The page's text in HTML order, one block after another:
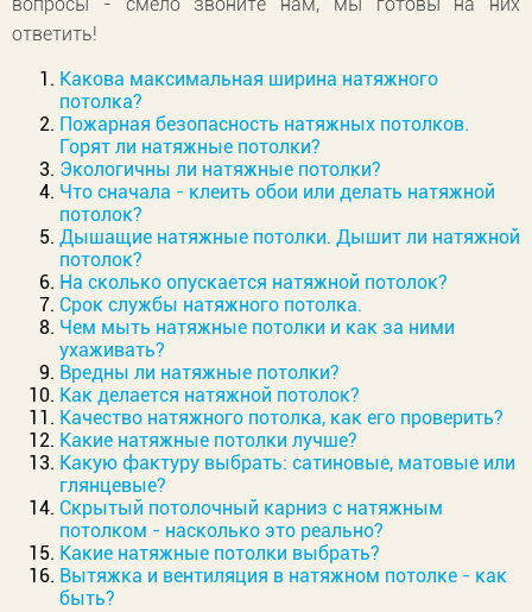
вопросы - смело звоните нам, мы готовы на них
ответить!
Какова максимальная ширина натяжного
потолка?
Пожарная безопасность натяжных потолков.
Горят ли натяжные потолки?
Экологичны ли натяжные потолки?
Что сначала - клеить обои или делать натяжной
потолок?
Дышащие натяжные потолки. Дышит ли натяжной
потолок?
На сколько опускается натяжной потолок?
Срок службы натяжного потолка.
Чем мыть натяжные потолки и как за ними
ухаживать?
Вредны ли натяжные потолки?
Как делается натяжной потолок?
Качество натяжного потолка, как его проверить?
Какие натяжные потолки лучше?
Какую фактуру выбрать: сатиновые, матовые или
глянцевые?
Скрытый потолочный карниз с натяжным
потолком - насколько это реально?
Какие натяжные потолки выбрать?
Вытяжка и вентиляция в натяжном потолке - как
быть?